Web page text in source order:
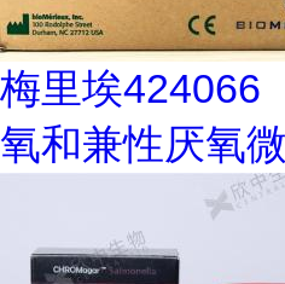
梅里埃424066
氧和兼性厌氧